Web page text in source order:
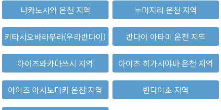
나카노사와 온천 지역 누마지리 온천 지역
키타시오바라무라(우라반다이) 지역 반다이 아타미 온천 지역
아이즈와카마쓰시 지역 아이즈 히가시야마 온천 지역
아이즈 아시노마키 온천 지역 반다이초 지역